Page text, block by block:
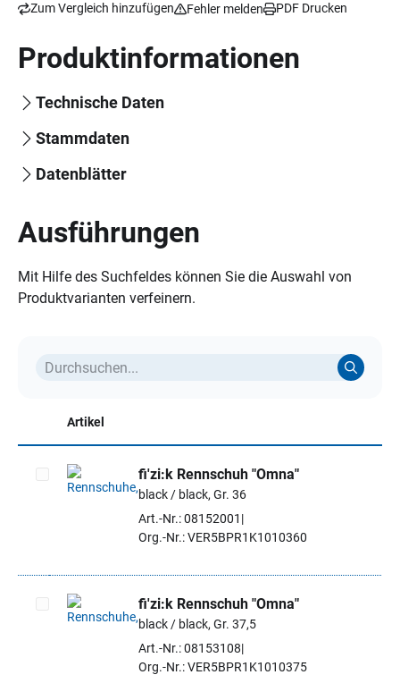
Zum Vergleich hinzufügen Fehler melden PDF Drucken
Produktinformationen
Technische Daten
Stammdaten
Datenblätter
Ausführungen
Mit Hilfe des Suchfeldes können Sie die Auswahl von
Produktvarianten verfeinern.
Artikel
Artikel auswählen
fi'zi:k Rennschuh "Omna"
black / black, Gr. 36
Art.-Nr.: 08152001
Org.-Nr.: VER5BPR1K1010360
Artikel auswählen
fi'zi:k Rennschuh "Omna"
black / black, Gr. 37,5
Art.-Nr.: 08153108
Org.-Nr.: VER5BPR1K1010375